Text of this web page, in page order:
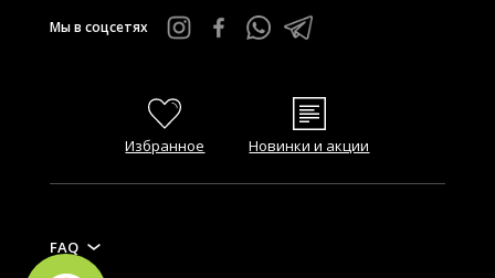
Мы в соцсетях
Избранное Новинки и акции
FAQ